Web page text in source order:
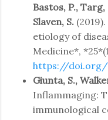
Bastos, P.,
Slaven, S.
etiology of
Medicine*,
https://doi.org/
Giunta, S.,
Inflammaging:
immunological